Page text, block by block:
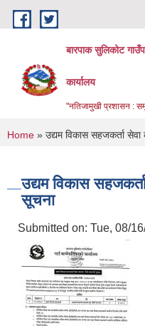
Skip to main content
बारपाक सुलिकोट
कार्यालय
"नतिजामुखी प्रशासन :
You are here
Home » उद्यम विकास सहजकर्ता सेवा
उद्यम विकास
सूचना
Submitted on: Tue, 08/